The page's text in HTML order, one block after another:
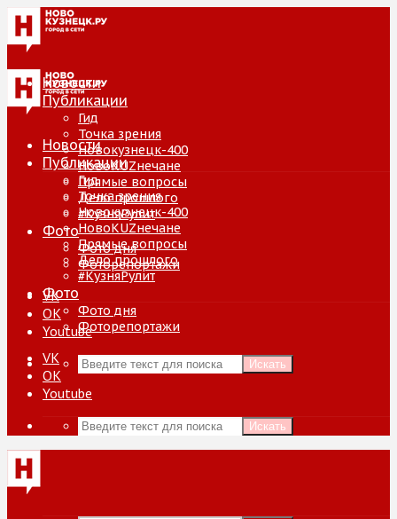
Новости
Публикации
Гид
Точка зрения
Новокузнецк-400
НовоKUZнечане
Прямые вопросы
Дело прошлого
#КузняРулит
Фото
Фото дня
Фоторепортажи
VK
ОК
Youtube
Искать
Новости
Публикации
Гид
Точка зрения
Новокузнецк-400
НовоKUZнечане
Прямые вопросы
Дело прошлого
#КузняРулит
Фото
Фото дня
Фоторепортажи
VK
ОК
Youtube
Искать